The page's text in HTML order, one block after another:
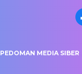
PEDOMAN MEDIA SIBER